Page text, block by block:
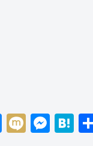
Bl
M
M
H